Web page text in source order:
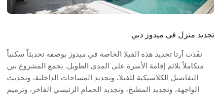
تجديد منزل في ميدوز دبي
نفّذت آرتا تجديد هذه الفيلا الخاصة في ميدوز بوصفه تحديثاً سكنياً
متكاملاً يلائم إقامة الأسرة على المدى الطويل. يجمع المشروع بين
التفاصيل الكلاسيكية للفيلا، وتجديد المساحات الداخلية، وتحديث
الواجهة، وتجديد المطبخ، وتجديد الحمام الرئيسي الفاخر، وترميم